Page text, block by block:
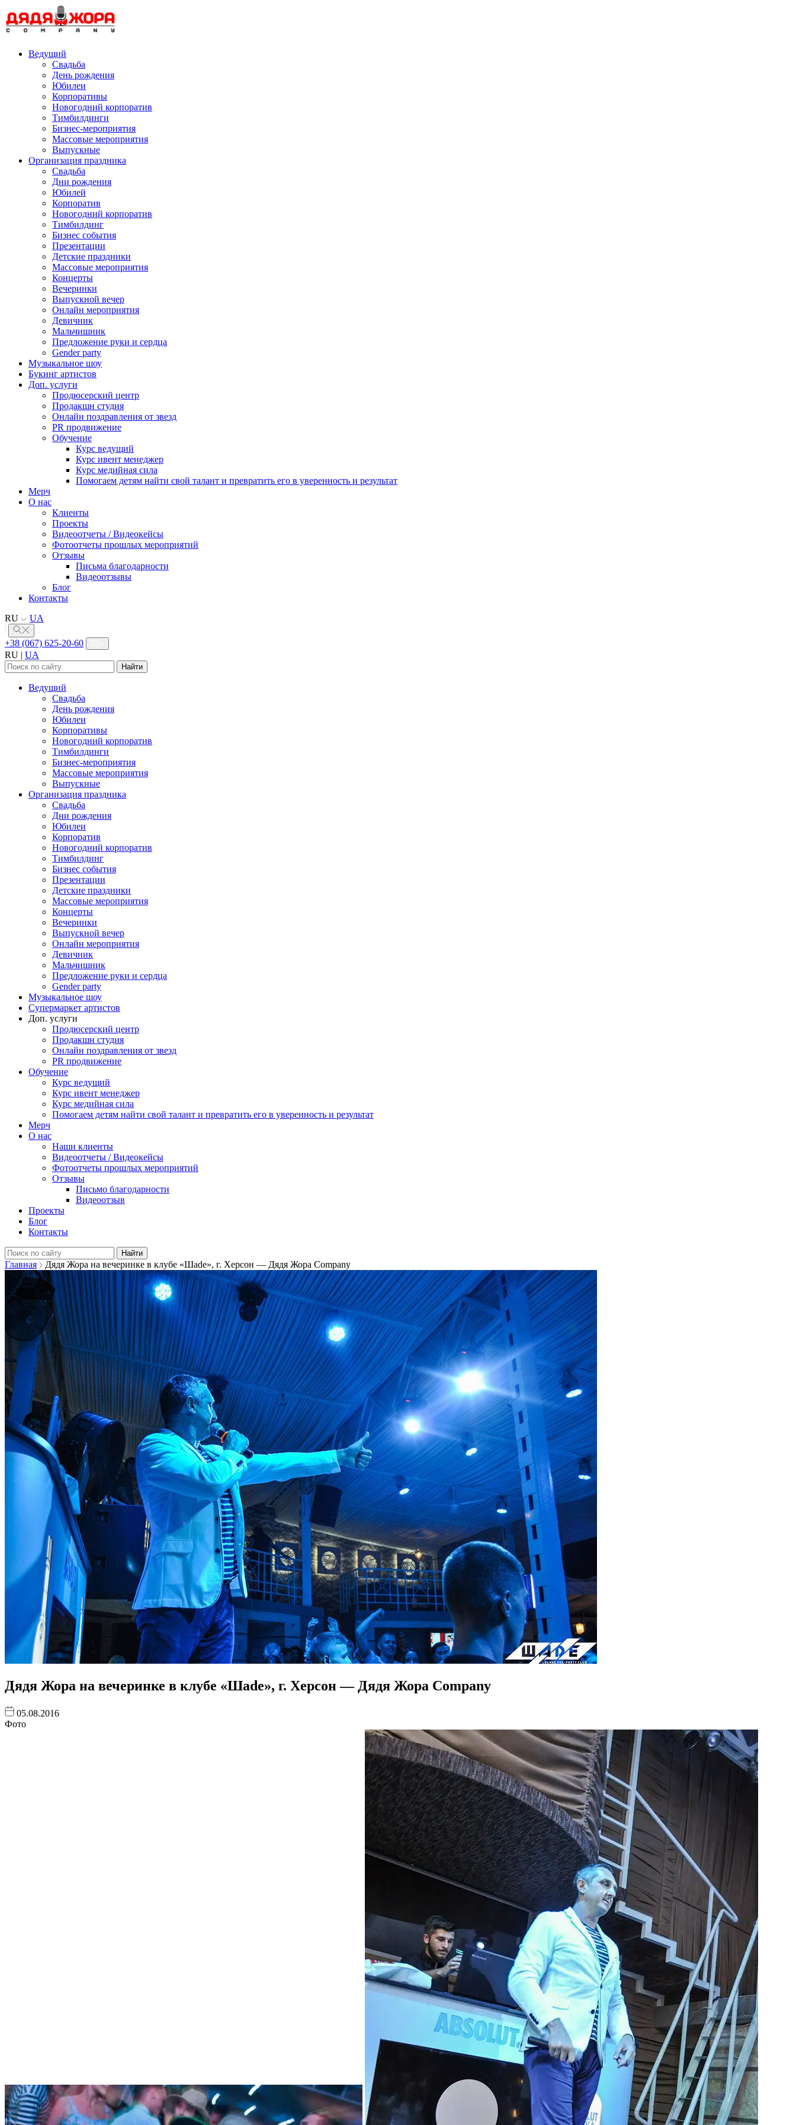
to
content
Ведущий
Свадьба
День рождения
Юбилеи
Корпоративы
Новогодний корпоратив
Тимбилдинги
Бизнес-мероприятия
Массовые мероприятия
Выпускные
Организация праздника
Свадьба
Дни рождения
Юбилей
Корпоратив
Новогодний корпоратив
Тимбилдинг
Бизнес события
Презентации
Детские праздники
Массовые мероприятия
Концерты
Вечеринки
Выпускной вечер
Онлайн мероприятия
Девичник
Мальчишник
Предложение руки и сердца
Gender party
Музыкальное шоу
Букинг артистов
Доп. услуги
Продюсерский центр
Продакшн студия
Онлайн поздравления от звезд
PR продвижение
Обучение
Курс ведущий
Курс ивент менеджер
Курс медийная сила
Помогаем детям найти свой талант и превратить его в уверенность и результат
Мерч
О нас
Клиенты
Проекты
Видеоотчеты / Видеокейсы
Фотоотчеты прошлых мероприятий
Отзывы
Письма благодарности
Видеоотзывы
Блог
Контакты
RU
UA
+38 (067) 625-20-60
RU | UA
Найти:
Ведущий
Свадьба
День рождения
Юбилеи
Корпоративы
Новогодний корпоратив
Тимбилдинги
Бизнес-мероприятия
Массовые мероприятия
Выпускные
Организация праздника
Свадьба
Дни рождения
Юбилеи
Корпоратив
Новогодний корпоратив
Тимбилдинг
Бизнес события
Презентации
Детские праздники
Массовые мероприятия
Концерты
Вечеринки
Выпускной вечер
Онлайн мероприятия
Девичник
Мальчишник
Предложение руки и сердца
Gender party
Музыкальное шоу
Супермаркет артистов
Доп. услуги
Продюсерский центр
Продакшн студия
Онлайн поздравления от звезд
PR продвижение
Обучение
Курс ведущий
Курс ивент менеджер
Курс медийная сила
Помогаем детям найти свой талант и превратить его в уверенность и результат
Мерч
О нас
Наши клиенты
Видеоотчеты / Видеокейсы
Фотоотчеты прошлых мероприятий
Отзывы
Письмо благодарности
Видеоотзыв
Проекты
Блог
Контакты
Найти:
Главная
Дядя Жора на вечеринке в клубе «Шade», г. Херсон — Дядя Жора Company
Дядя Жора на вечеринке в клубе «Шade», г. Херсон — Дядя Жора Company
05.08.2016
Фото